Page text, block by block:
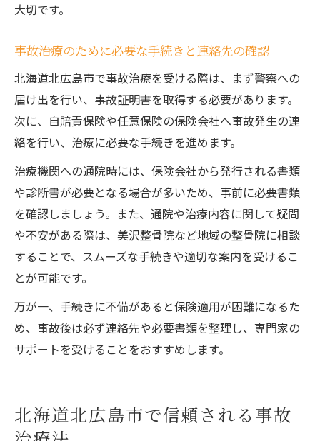
大切です。
事故治療のために必要な手続きと連絡先の確認
北海道北広島市で事故治療を受ける際は、まず警察への
届け出を行い、事故証明書を取得する必要があります。
次に、自賠責保険や任意保険の保険会社へ事故発生の連
絡を行い、治療に必要な手続きを進めます。
治療機関への通院時には、保険会社から発行される書類
や診断書が必要となる場合が多いため、事前に必要書類
を確認しましょう。また、通院や治療内容に関して疑問
や不安がある際は、美沢整骨院など地域の整骨院に相談
することで、スムーズな手続きや適切な案内を受けるこ
とが可能です。
万が一、手続きに不備があると保険適用が困難になるた
め、事故後は必ず連絡先や必要書類を整理し、専門家の
サポートを受けることをおすすめします。
北海道北広島市で信頼される事故